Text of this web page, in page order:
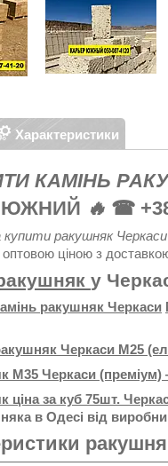
Характеристики
КАМІНЬ
ЮЖНИЙ 🔥 ☎ +38
ракушняк
оптовою ціною з
у
ракушняк Черкаси
Черкаси М25
М35 Черкаси (преміум)
ціна за куб 75шт.
в Одесі від